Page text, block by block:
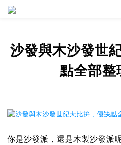
沙發與木沙發世
點全部整
你是沙發派，還是木製沙發派